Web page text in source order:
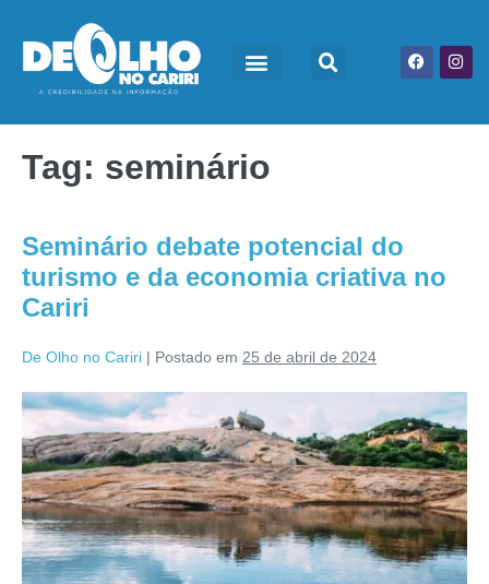
Tag: seminário
Seminário debate potencial do
turismo e da economia criativa no
Cariri
De Olho no Cariri | Postado em 25 de abril de 2024